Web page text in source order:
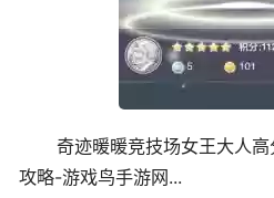
奇迹暖暖竞技场女王大人
攻略-游戏鸟手游网...